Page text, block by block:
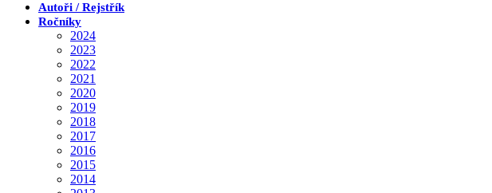
Autoři / Rejstřík
Ročníky
2024
2023
2022
2021
2020
2019
2018
2017
2016
2015
2014